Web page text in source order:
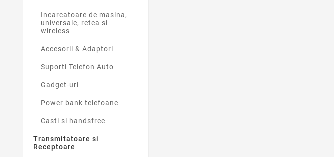
Incarcatoare de masina,
universale, retea si
wireless
Accesorii & Adaptori
Suporti Telefon Auto
Gadget-uri
Power bank telefoane
Casti si handsfree
Transmitatoare si
Receptoare